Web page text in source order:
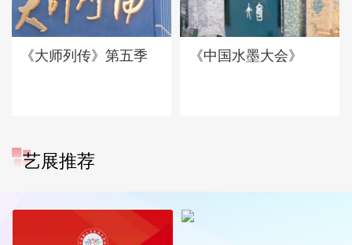
《大师列传》第五季 《中国水墨大会》
艺展推荐